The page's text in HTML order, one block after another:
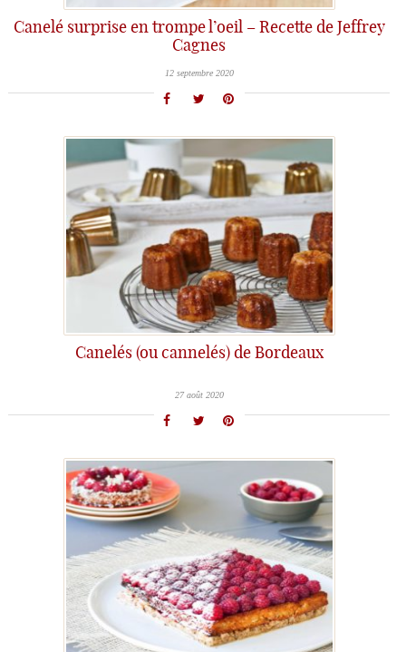
Canelé surprise en trompe l’oeil – Recette de Jeffrey
Cagnes
12 septembre 2020
Canelés (ou cannelés) de Bordeaux
27 août 2020